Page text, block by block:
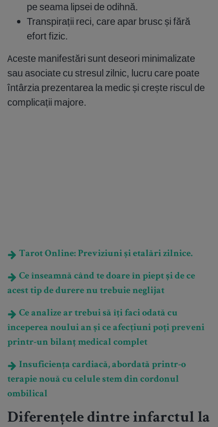
pe seama lipsei de odihnă.
Transpirații reci, care apar brusc și fără
efort fizic.
Aceste manifestări sunt deseori minimalizate
sau asociate cu stresul zilnic, lucru care poate
întârzia prezentarea la medic și crește riscul de
complicații majore.
Tarot Online: Previziuni și etalări zilnice.
Ce înseamnă când te doare în piept și de ce
acest tip de durere nu trebuie neglijat
Ce analize ar trebui să îți faci odată cu
începerea noului an și ce afecțiuni poți preveni
printr-un bilanț medical complet
Insuficiența cardiacă, abordată printr-o
terapie nouă cu celule stem din cordonul
ombilical
Diferențele dintre infarctul la